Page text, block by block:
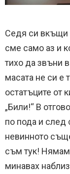
Седя си вкъщи
сме само аз и
тихо да звъни
масата не си е
остатъците от
„Били!“ В
по пода и след
невинното
съм тук!
минавах